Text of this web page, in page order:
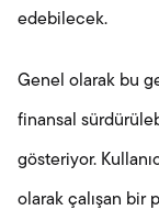
edebilecek.
Genel olarak bu
finansal
gösteriyor.
olarak çalışan bir